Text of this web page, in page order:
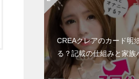
CREAクレアのカード明
る？記載の仕組みと家族